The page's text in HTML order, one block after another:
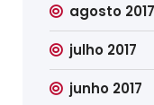
agosto 2017
julho 2017
junho 2017